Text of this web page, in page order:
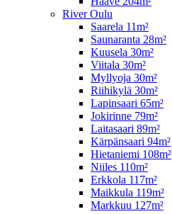
River Oulu
Saarela 11m²
Saunaranta 28m²
Kuusela 30m²
Viitala 30m²
Myllyoja 30m²
Riihikylä 30m²
Lapinsaari 65m²
Jokirinne 79m²
Laitasaari 89m²
Kärpänsaari 94m²
Hietaniemi 108m²
Niiles 110m²
Erkkola 117m²
Maikkula 119m²
Markkuu 127m²